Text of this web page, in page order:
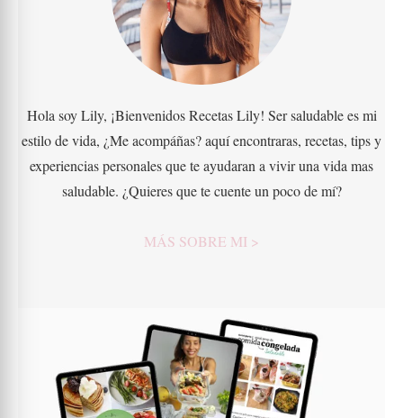
Hola soy Lily, ¡Bienvenidos Recetas Lily! Ser saludable es mi
estilo de vida, ¿Me acompáñas? aquí encontraras, recetas, tips y
experiencias personales que te ayudaran a vivir una vida mas
saludable. ¿Quieres que te cuente un poco de mí?
MÁS SOBRE MI >